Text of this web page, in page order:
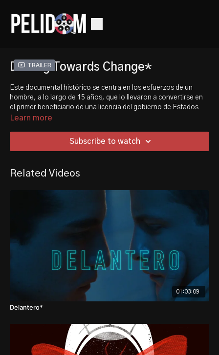
Trailer
Driving Towards Change*
Este documental histórico se centra en los esfuerzos de un
hombre, a lo largo de 15 años, que lo llevaron a convertirse en
el primer beneficiario de una licencia del gobierno de Estados
Unidos para vender vehículos eléctricos a la isla de Cuba desde
island of Cuba since the U.S. imposed a trade embargo in 1961.
Learn more
Subscribe to watch
Related Videos
01:03:09
Delantero*